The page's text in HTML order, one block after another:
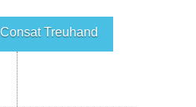
Treuhand